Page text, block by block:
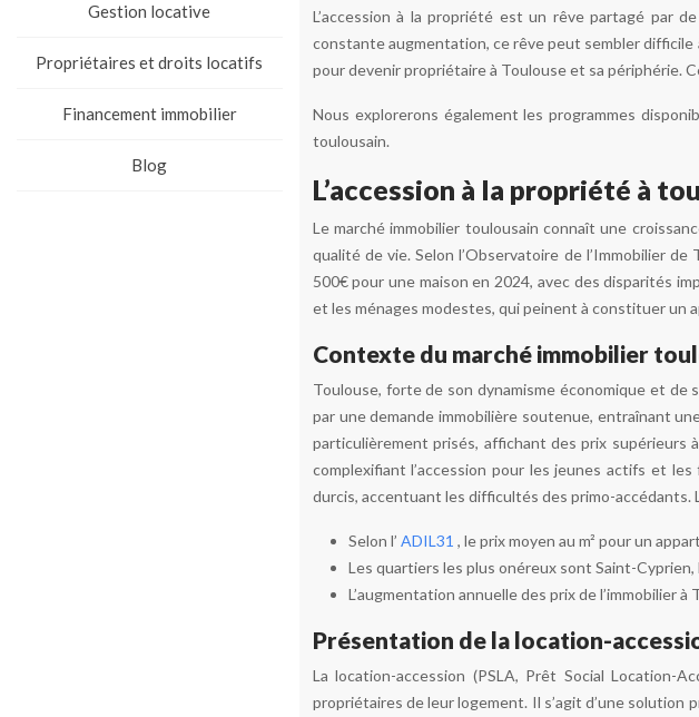
Gestion locative
Propriétaires et droits locatifs
Financement immobilier
Blog
L’accession à la propriété est un rêve partagé par
constante augmentation, ce rêve peut sembler
pour devenir propriétaire à Toulouse et sa périphérie.
Nous explorerons également les programmes
toulousain.
L’accession à la propriété à
Le marché immobilier toulousain connaît une
qualité de vie. Selon l’Observatoire de l’Immobilier
500€ pour une maison en 2024, avec des disparités
et les ménages modestes, qui peinent à constituer un
Contexte du marché immobilier
Toulouse, forte de son dynamisme économique et
par une demande immobilière soutenue, entraînant
particulièrement prisés, affichant des prix supérieurs
complexifiant l’accession pour les jeunes actifs et
durcis, accentuant les difficultés des primo-
Selon l’ ADIL31 , le prix moyen au m² pour un
Les quartiers les plus onéreux sont Saint-
L’augmentation annuelle des prix de l’immobilier
Présentation de la location-
La location-accession (PSLA, Prêt Social
propriétaires de leur logement. Il s’agit d’une solution